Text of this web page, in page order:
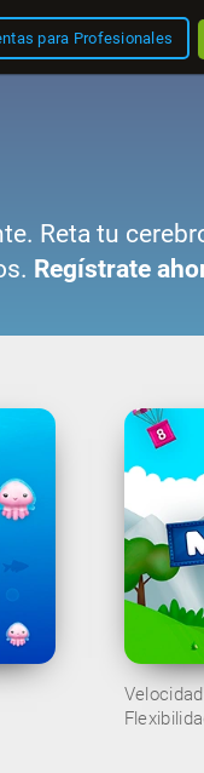
para Profesionales
Reta tu
Regístrate